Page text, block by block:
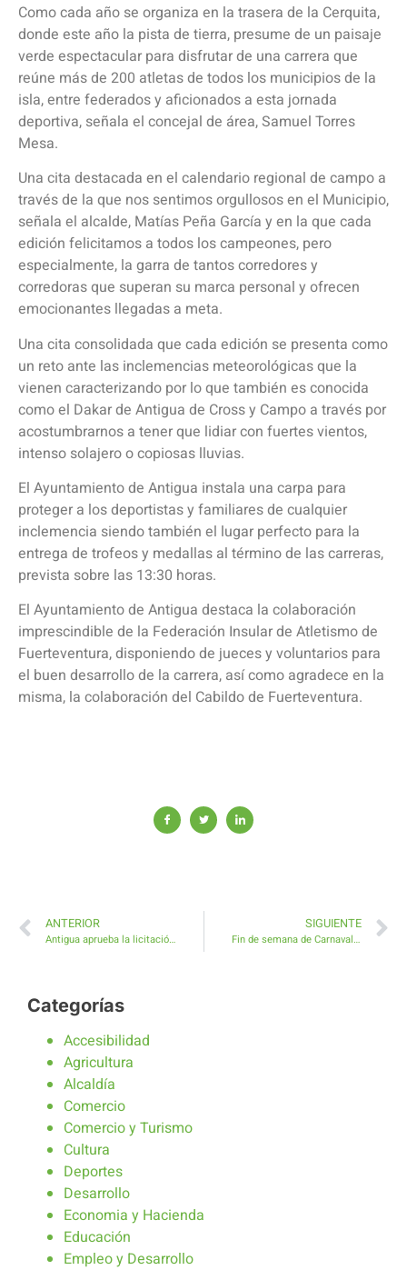
Como cada año se organiza en la trasera de la Cerquita,
donde este año la pista de tierra, presume de un paisaje
verde espectacular para disfrutar de una carrera que
reúne más de 200 atletas de todos los municipios de la
isla, entre federados y aficionados a esta jornada
deportiva, señala el concejal de área, Samuel Torres
Mesa.
Una cita destacada en el calendario regional de campo a
través de la que nos sentimos orgullosos en el Municipio,
señala el alcalde, Matías Peña García y en la que cada
edición felicitamos a todos los campeones, pero
especialmente, la garra de tantos corredores y
corredoras que superan su marca personal y ofrecen
emocionantes llegadas a meta.
Una cita consolidada que cada edición se presenta como
un reto ante las inclemencias meteorológicas que la
vienen caracterizando por lo que también es conocida
como el Dakar de Antigua de Cross y Campo a través por
acostumbrarnos a tener que lidiar con fuertes vientos,
intenso solajero o copiosas lluvias.
El Ayuntamiento de Antigua instala una carpa para
proteger a los deportistas y familiares de cualquier
inclemencia siendo también el lugar perfecto para la
entrega de trofeos y medallas al término de las carreras,
prevista sobre las 13:30 horas.
El Ayuntamiento de Antigua destaca la colaboración
imprescindible de la Federación Insular de Atletismo de
Fuerteventura, disponiendo de jueces y voluntarios para
el buen desarrollo de la carrera, así como agradece en la
misma, la colaboración del Cabildo de Fuerteventura.
ANTERIOR
Antigua aprueba la licitación por más de 11 millones de euros del nuevo servicio de limpieza, recogida y transporte de residuos en el Municipio
SIGUIENTE
Fin de semana de Carnaval en Antigua con Coso, Verbena y Fiesta Infantil
Categorías
Accesibilidad
Agricultura
Alcaldía
Comercio
Comercio y Turismo
Cultura
Deportes
Desarrollo
Economia y Hacienda
Educación
Empleo y Desarrollo